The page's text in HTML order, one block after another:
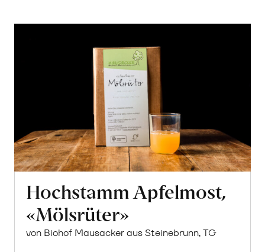
Hochstamm Apfelmost,
«Mölsrüter»
von Biohof Mausacker aus Steinebrunn, TG